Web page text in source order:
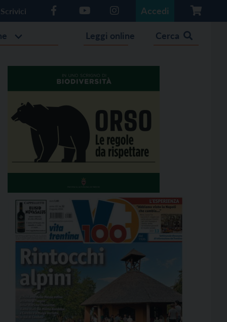
Scrivici Accedi
Leggi online Cerca